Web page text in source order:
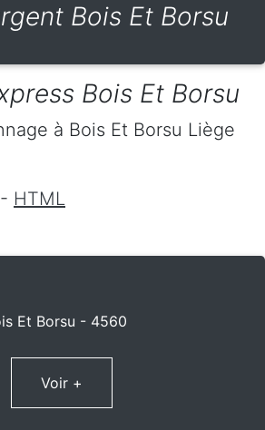
Bois Et Borsu
Bois Et Borsu
à Bois Et Borsu Liège
- HTML
Et Borsu - 4560
Voir +